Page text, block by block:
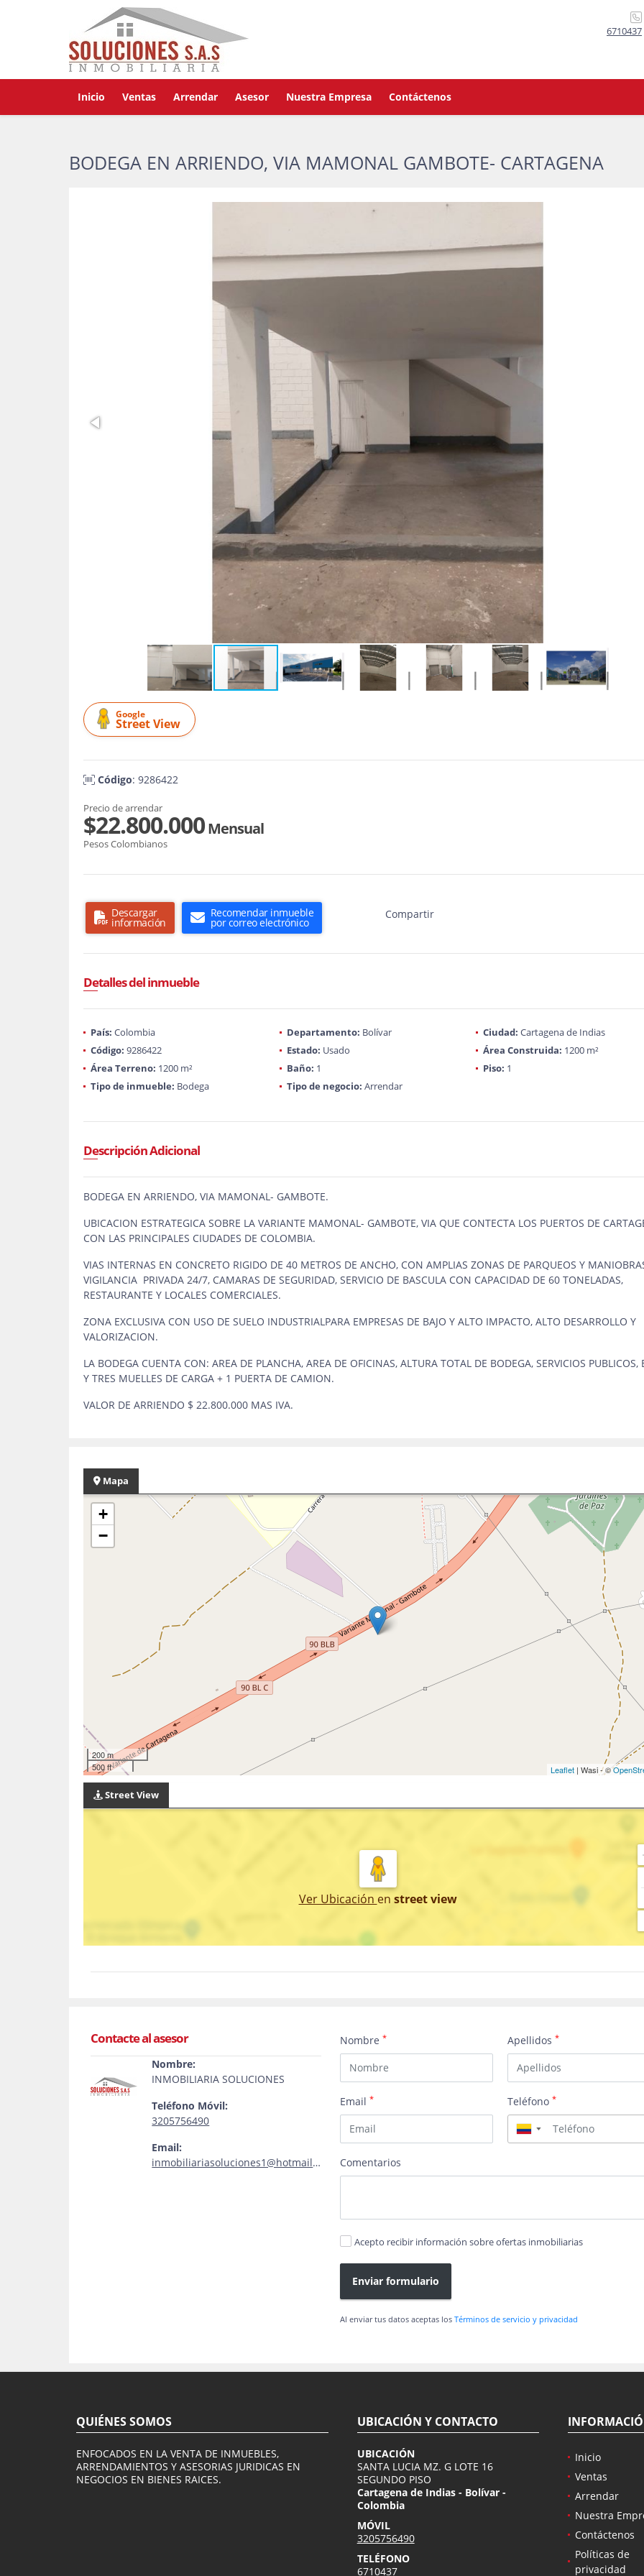
6710437
Inicio Ventas Arrendar Asesor Nuestra Empresa Contáctenos
BODEGA EN ARRIENDO, VIA MAMONAL GAMBOTE- CARTAGENA
Google
Street View
Código: 9286422
Precio de arrendar
$22.800.000Mensual
Pesos Colombianos
Descargar
información
Recomendar inmueble
por correo electrónico
Compartir
Detalles del inmueble
País: Colombia Departamento: Bolívar Ciudad: Cartagena de Indias
Código: 9286422 Estado: Usado Área Construida: 1200 m²
Área Terreno: 1200 m² Baño: 1 Piso: 1
Tipo de inmueble: Bodega Tipo de negocio: Arrendar
Descripción Adicional
BODEGA EN ARRIENDO, VIA MAMONAL- GAMBOTE.
UBICACION ESTRATEGICA SOBRE LA VARIANTE MAMONAL- GAMBOTE, VIA QUE CONTECTA LOS PUERTOS DE
CON LAS PRINCIPALES CIUDADES DE COLOMBIA.
VIAS INTERNAS EN CONCRETO RIGIDO DE 40 METROS DE ANCHO, CON AMPLIAS ZONAS DE PARQUEOS Y
VIGILANCIA PRIVADA 24/7, CAMARAS DE SEGURIDAD, SERVICIO DE BASCULA CON CAPACIDAD DE 60 TONELADAS,
RESTAURANTE Y LOCALES COMERCIALES.
ZONA EXCLUSIVA CON USO DE SUELO INDUSTRIALPARA EMPRESAS DE BAJO Y ALTO IMPACTO, ALTO DESARROLLO Y
VALORIZACION.
LA BODEGA CUENTA CON: AREA DE PLANCHA, AREA DE OFICINAS, ALTURA TOTAL DE BODEGA, SERVICIOS PUBLICOS,
Y TRES MUELLES DE CARGA + 1 PUERTA DE CAMION.
VALOR DE ARRIENDO $ 22.800.000 MAS IVA.
Mapa
+
−
200 m
500 ft
Leaflet | Wasi - ©
Street View
Ver Ubicación en street view
Contacte al asesor
Nombre:
INMOBILIARIA SOLUCIONES
Teléfono Móvil:
3205756490
Email:
inmobiliariasoluciones1@hotmail.com
Nombre* Apellidos*
Email* Teléfono*
▼
Comentarios
Acepto recibir información sobre ofertas inmobiliarias
Enviar formulario
Al enviar tus datos aceptas losTérminos de servicio y privacidad
QUIÉNES SOMOS
ENFOCADOS EN LA VENTA DE INMUEBLES,
ARRENDAMIENTOS Y ASESORIAS JURIDICAS EN
NEGOCIOS EN BIENES RAICES.
UBICACIÓN Y CONTACTO
UBICACIÓN
SANTA LUCIA MZ. G LOTE 16
SEGUNDO PISO
Cartagena de Indias - Bolívar -
Colombia
MÓVIL
3205756490
TELÉFONO
6710437
Inicio
Ventas
Arrendar
Nuestra
Contáctenos
Políticas de
privacidad